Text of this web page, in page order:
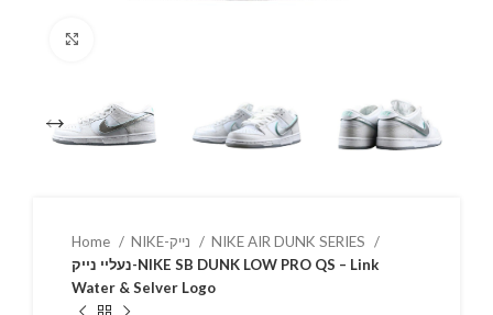
Home
NIKE AIR DUNK SERIES
נעליי נייק-NIKE SB DUNK LOW PRO QS – Link
Water & Selver Logo